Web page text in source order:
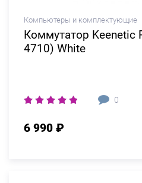
Компьютеры и комплектующие
Коммутатор Keenetic
4710) White
0
6 990 ₽